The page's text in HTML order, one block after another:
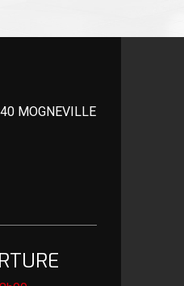
MOGNEVILLE